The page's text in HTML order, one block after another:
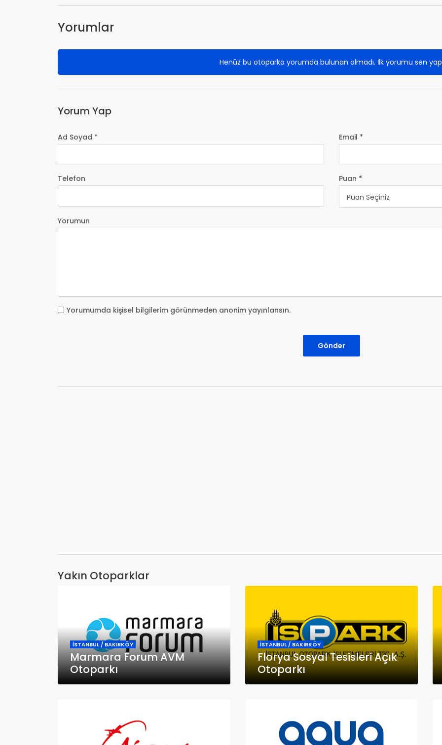
Yorumlar
Henüz bu otoparka yorumda bulunan olmadı. İlk yorumu sen
Yorum Yap
Ad Soyad * Email *
Telefon
Puan *
Puan Seçiniz
Yorumun
Yorumumda kişisel bilgilerim görünmeden anonim yayınlansın.
Gönder
Yakın Otoparklar
İSTANBUL / BAKIRKÖY
Marmara Forum AVM
Otoparkı
İSTANBUL / BAKIRKÖY
Florya Sosyal Tesisleri Açık
Otoparkı